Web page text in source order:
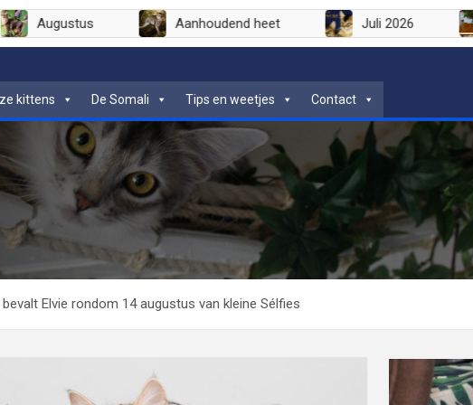
Augustus Aanhoudend heet Juli 2026
kittens De Somali Tips en weetjes Contact
Elvie rondom 14 augustus van kleine Sélfies